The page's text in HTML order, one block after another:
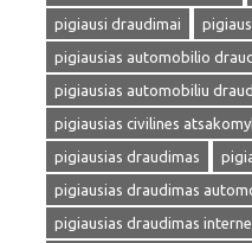
pigiausi draudimai
pigiausias automobilio
pigiausias automobiliu
pigiausias civilines
pigiausias draudimas
pigiausias draudimas
pigiausias draudimas